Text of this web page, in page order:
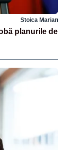
Stoica Marian
planurile de